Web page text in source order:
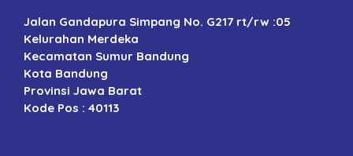
Jalan Gandapura Simpang No. G217 rt/rw :05
Kelurahan Merdeka
Kecamatan Sumur Bandung
Kota Bandung
Provinsi Jawa Barat
Kode Pos : 40113